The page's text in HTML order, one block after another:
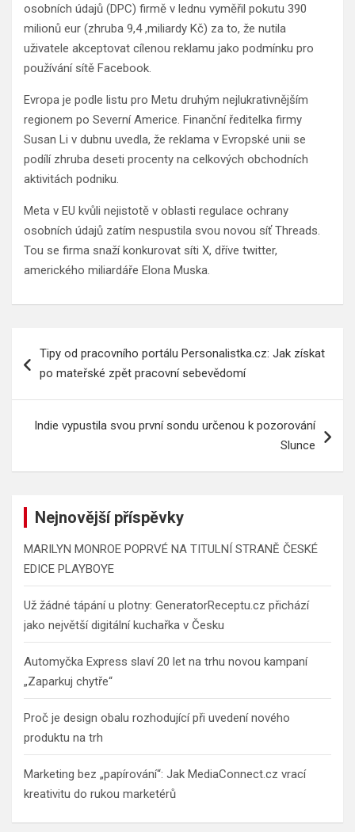
osobních údajů (DPC) firmě v lednu vyměřil pokutu 390
milionů eur (zhruba 9,4 ,miliardy Kč) za to, že nutila
uživatele akceptovat cílenou reklamu jako podmínku pro
používání sítě Facebook.
Evropa je podle listu pro Metu druhým nejlukrativnějším
regionem po Severní Americe. Finanční ředitelka firmy
Susan Li v dubnu uvedla, že reklama v Evropské unii se
podílí zhruba deseti procenty na celkových obchodních
aktivitách podniku.
Meta v EU kvůli nejistotě v oblasti regulace ochrany
osobních údajů zatím nespustila svou novou síť Threads.
Tou se firma snaží konkurovat síti X, dříve twitter,
amerického miliardáře Elona Muska.
pro
Tipy od pracovního portálu Personalistka.cz: Jak získat
po mateřské zpět pracovní sebevědomí
Indie vypustila svou první sondu určenou k pozorování
Slunce
Nejnovější příspěvky
MARILYN MONROE POPRVÉ NA TITULNÍ STRANĚ ČESKÉ
EDICE PLAYBOYE
Už žádné tápání u plotny: GeneratorReceptu.cz přichází
jako největší digitální kuchařka v Česku
Automyčka Express slaví 20 let na trhu novou kampaní
„Zaparkuj chytře“
Proč je design obalu rozhodující při uvedení nového
produktu na trh
Marketing bez „papírování“: Jak MediaConnect.cz vrací
kreativitu do rukou marketérů